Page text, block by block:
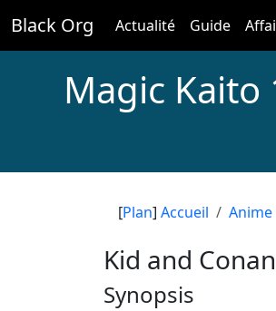
Black Org Actualité Guide
Magic Kaito
[Plan] Accueil Anime
Kid and
Synopsis